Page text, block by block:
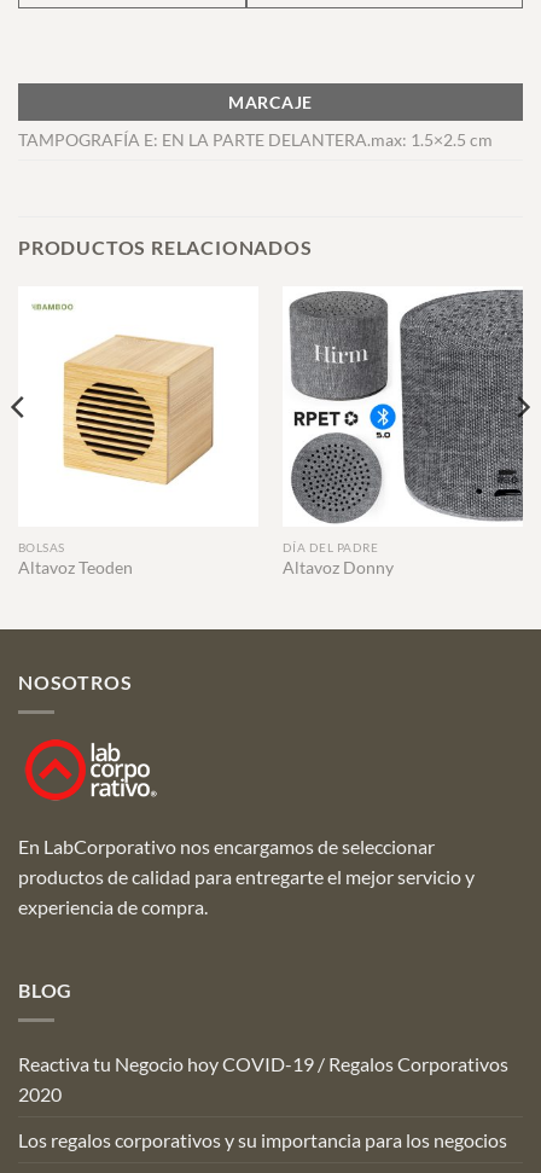
MARCAJE
TAMPOGRAFÍA E: EN LA PARTE DELANTERA.max: 1.5×2.5 cm
PRODUCTOS RELACIONADOS
BOLSAS
Altavoz Teoden
DÍA DEL PADRE
Altavoz Donny
NOSOTROS
En LabCorporativo nos encargamos de seleccionar
productos de calidad para entregarte el mejor servicio y
experiencia de compra.
BLOG
Reactiva tu Negocio hoy COVID-19 / Regalos Corporativos
2020
Los regalos corporativos y su importancia para los negocios